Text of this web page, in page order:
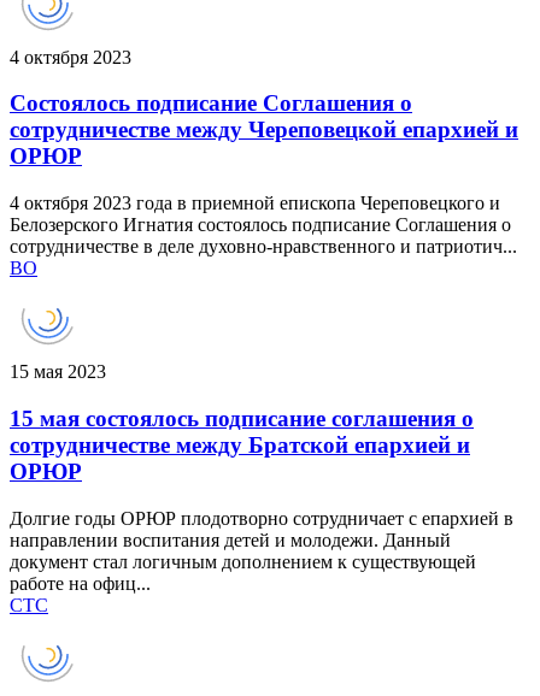
4 октября 2023
Состоялось подписание Соглашения о
сотрудничестве между Череповецкой епархией и
ОРЮР
4 октября 2023 года в приемной епископа Череповецкого и
Белозерского Игнатия состоялось подписание Соглашения о
сотрудничестве в деле духовно-нравственного и патриотич...
ВО
15 мая 2023
15 мая состоялось подписание соглашения о
сотрудничестве между Братской епархией и
ОРЮР
Долгие годы ОРЮР плодотворно сотрудничает с епархией в
направлении воспитания детей и молодежи. Данный
документ стал логичным дополнением к существующей
работе на офиц...
СТС